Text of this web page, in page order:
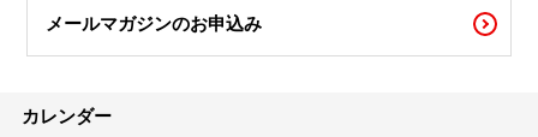
メールマガジンのお申込み
カレンダー